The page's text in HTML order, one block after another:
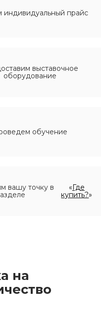
прайс
выставочное
оборудование
обучение
вашу точку в
«Где
купить?»
на